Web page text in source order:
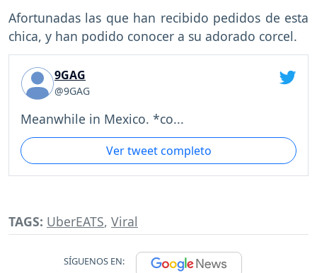
Afortunadas las que han recibido pedidos de esta
chica, y han podido conocer a su adorado corcel.
9GAG
@9GAG
Meanwhile in Mexico. *co...
Ver tweet completo
TAGS: UberEATS, Viral
SÍGUENOS EN: